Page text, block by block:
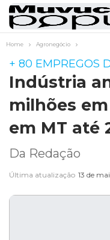
Home Agronegócio
+ 80 EMPREGOS
Indústria
milhões
em MT até
Da Redação
Última atualização 13 de